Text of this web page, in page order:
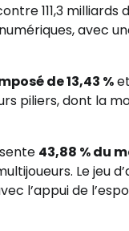
111,3 milliards
avec
de 13,43 %et
piliers, dont la
43,88 % du
Le jeu
l’appui de